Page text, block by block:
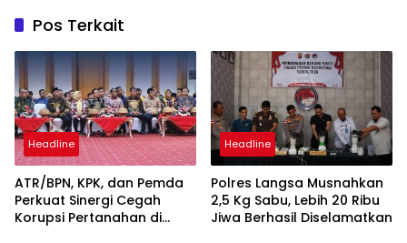
Pos Terkait
Headline
ATR/BPN, KPK, dan Pemda
Perkuat Sinergi Cegah
Korupsi Pertanahan di
Headline
Polres Langsa Musnahkan
2,5 Kg Sabu, Lebih 20 Ribu
Jiwa Berhasil Diselamatkan